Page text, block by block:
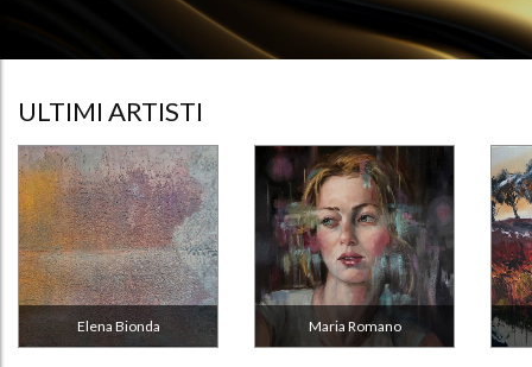
ULTIMI ARTISTI
Elena Bionda Maria Romano